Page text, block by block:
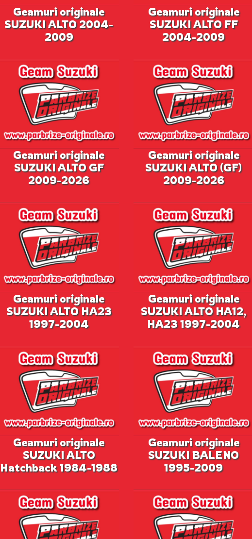
Geamuri originale
SUZUKI ALTO 2004-
2009
Geamuri originale
SUZUKI ALTO FF
2004-2009
Geamuri originale
SUZUKI ALTO GF
2009-2026
Geamuri originale
SUZUKI ALTO (GF)
2009-2026
Geamuri originale
SUZUKI ALTO HA23
1997-2004
Geamuri originale
SUZUKI ALTO HA12,
HA23 1997-2004
Geamuri originale
SUZUKI ALTO
Hatchback 1984-1988
Geamuri originale
SUZUKI BALENO
1995-2009